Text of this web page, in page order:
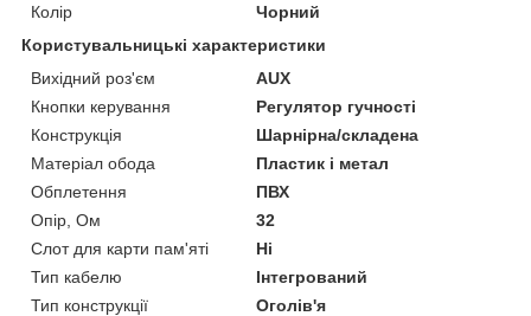
Колір
Чорний
Користувальницькі характеристики
Вихідний роз'єм
AUX
Кнопки керування
Регулятор гучності
Конструкція
Шарнірна/складена
Матеріал обода
Пластик і метал
Обплетення
ПВХ
Опір, Ом
32
Слот для карти пам'яті
Ні
Тип кабелю
Інтегрований
Тип конструкції
Оголів'я